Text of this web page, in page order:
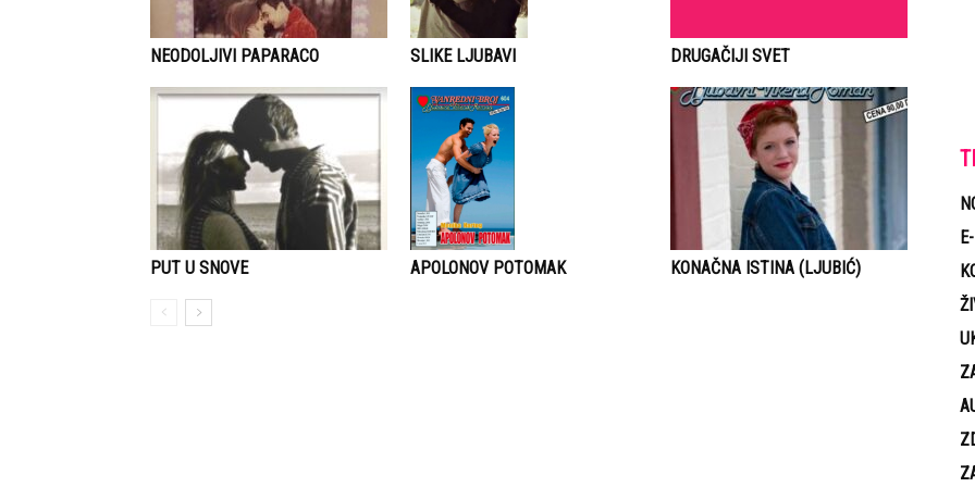
NEODOLJIVI PAPARACO SLIKE LJUBAVI DRUGAČIJI SVET
PUT U SNOVE APOLONOV POTOMAK KONAČNA ISTINA (LJUBIĆ)